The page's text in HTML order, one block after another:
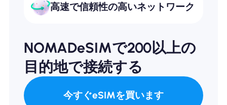
高速で信頼性の高いネットワーク
NOMADeSIMで200以上の
目的地で接続する
今すぐeSIMを買います